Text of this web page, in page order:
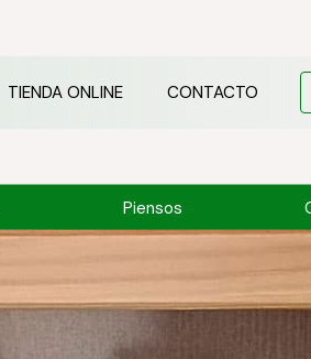
TIENDA ONLINE CONTACTO
Piensos